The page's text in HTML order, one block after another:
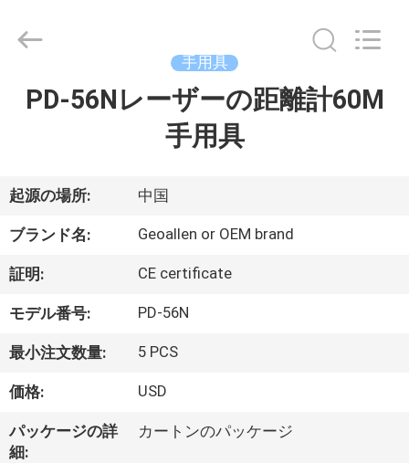
ロ
ダ
ク
ト
達
に
2020
ALLEN
CO.,LTD..
手用具
PD-56Nレーザーの距離計60M
手用具
起源の場所: 中国
ブランド名: Geoallen or OEM brand
証明: CE certificate
モデル番号: PD-56N
最小注文数量: 5 PCS
価格: USD
パッケージの詳
細:
カートンのパッケージ